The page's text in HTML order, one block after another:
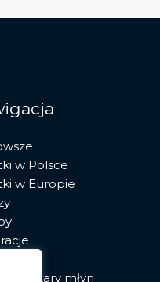
w Polsce
w Europie
stary młyn